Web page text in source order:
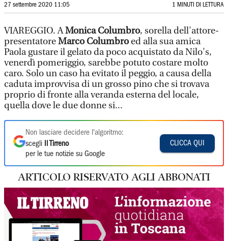
27 settembre 2020 11:05 1 MINUTI DI LETTURA
VIAREGGIO. AMonica Columbro, sorella dell'attore-
presentatoreMarco Columbroed alla sua amica
Paola gustare il gelato da poco acquistato da Nilo's,
venerdì pomeriggio, sarebbe potuto costare molto
caro. Solo un caso ha evitato il peggio, a causa della
caduta improvvisa di un grosso pino che si trovava
proprio di fronte alla veranda esterna del locale,
quella dove le due donne si...
Non lasciare decidere l'algoritmo:
scegli
Il Tirreno
per le tue notizie su Google
CLICCA QUI
ARTICOLO RISERVATO AGLI ABBONATI